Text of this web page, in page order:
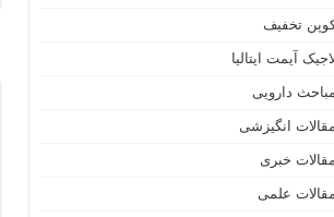
تخفیف
لاجیک آیمت ایتالیا
مباحث دارویی
مقالات انگیزشی
مقالات خبری
مقالات علمی